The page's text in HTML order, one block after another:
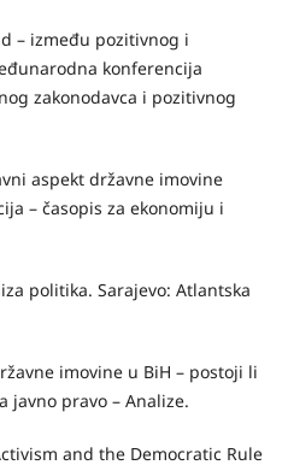
– između pozitivnog i
konferencija
zakonodavca i pozitivnog
aspekt državne imovine
– časopis za ekonomiju i
politika. Sarajevo: Atlantska
imovine u BiH – postoji li
javno pravo – Analize.
and the Democratic Rule